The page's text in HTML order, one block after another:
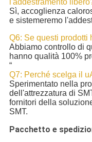
l'addestramento
Sì, accoglienza
e sistemeremo
Q6: Se questi prodotti
Abbiamo controllo di
hanno qualità 100%
“
Q7: Perché scelga il
Sperimentato nella
dell'attrezzatura di
fornitori della
SMT.
Pacchetto e